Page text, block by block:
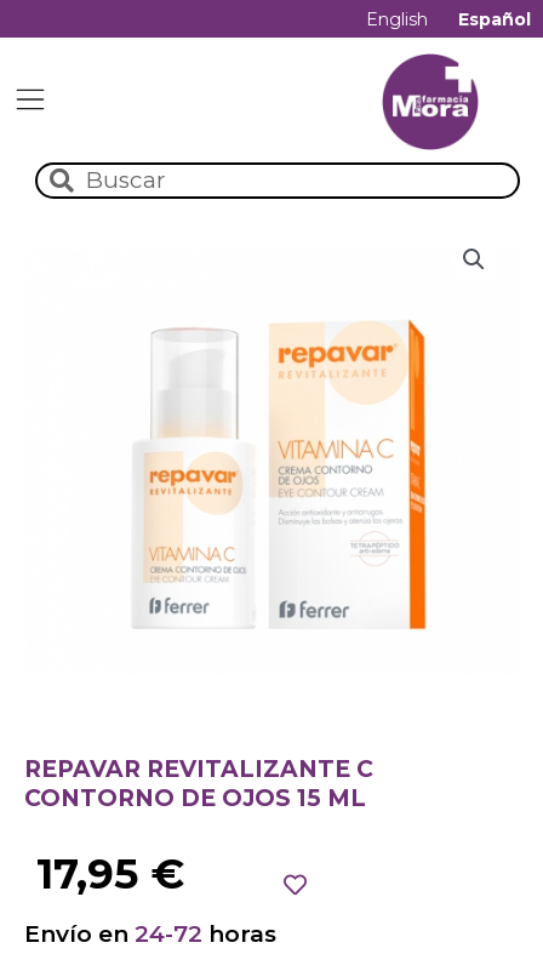
English Español
REPAVAR REVITALIZANTE C
CONTORNO DE OJOS 15 ML
17,95 €
Envío en 24-72 horas